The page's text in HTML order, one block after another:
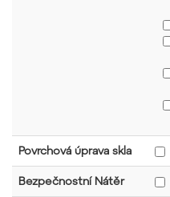
Povrchová úprava skla
Bezpečnostní Nátěr